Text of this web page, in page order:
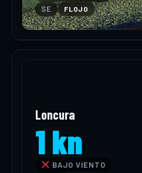
SE
FLOJO
Loncura
1 kn
BAJO VIENTO